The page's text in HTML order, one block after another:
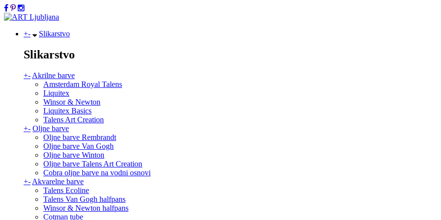
+- Slikarstvo
Slikarstvo
+- Akrilne barve
Amsterdam Royal Talens
Liquitex
Winsor & Newton
Liquitex Basics
Talens Art Creation
+- Oljne barve
Oljne barve Rembrandt
Oljne barve Van Gogh
Oljne barve Winton
Oljne barve Talens Art Creation
Cobra oljne barve na vodni osnovi
+- Akvarelne barve
Talens Ecoline
Talens Van Gogh halfpans
Winsor & Newton halfpans
Cotman tube